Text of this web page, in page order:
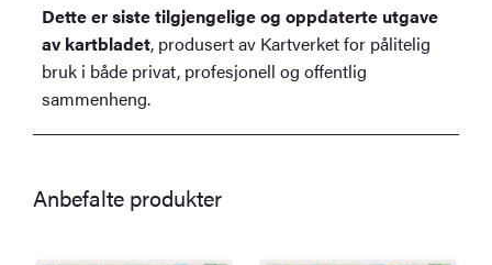
Dette er siste tilgjengelige og oppdaterte utgave
av kartbladet, produsert av Kartverket for pålitelig
bruk i både privat, profesjonell og offentlig
sammenheng.
Anbefalte produkter